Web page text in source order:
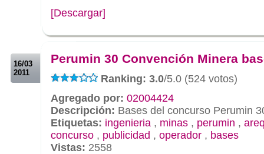
[Descargar]
16/03
2011
Perumin 30 Convención Minera
Ranking: 3.0/5.0 (524 votos)
Agregado por: 02004424
Descripción: Bases del concurso Perumin
Etiquetas: ingenieria , minas , perumin ,
concurso , publicidad , operador , bases
Vistas: 2558